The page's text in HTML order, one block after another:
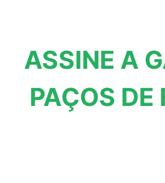
ASSINE A
PAÇOS DE